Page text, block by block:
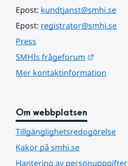
Epost: kundtjanst@smhi.se
Epost: registrator@smhi.se
Press
SMHIs frågeforum
Mer kontaktinformation
Om webbplatsen
Tillgänglighetsredogörelse
Kakor på smhi.se
Hantering av personuppgifter